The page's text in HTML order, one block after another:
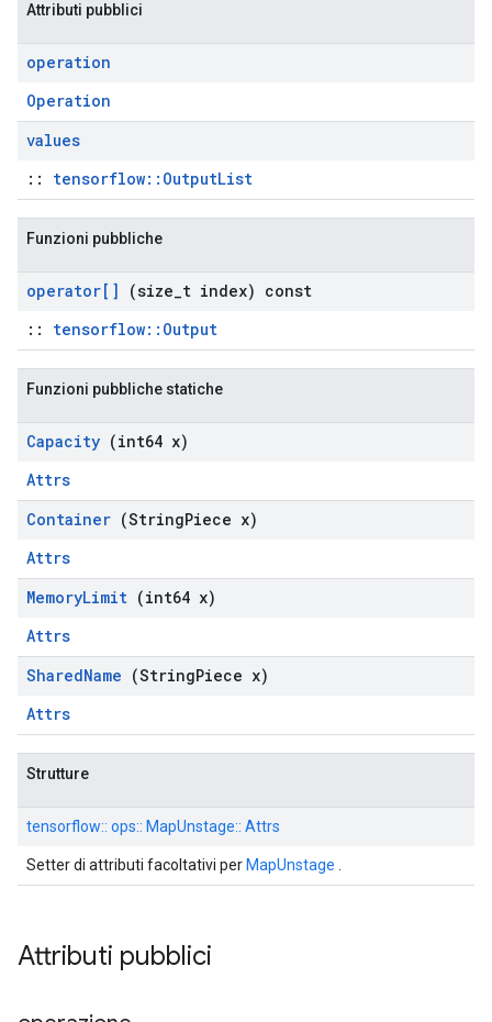
Attributi pubblici
operation
Operation
values
:: tensorflow::OutputList
Funzioni pubbliche
operator[] (size t index) const
:: tensorflow::Output
Funzioni pubbliche statiche
Capacity (int64 x)
Attrs
Container (StringPiece x)
Attrs
MemoryLimit (int64 x)
Attrs
SharedName (StringPiece x)
Attrs
Strutture
tensorflow:: ops:: MapUnstage:: Attrs
Setter di attributi facoltativi per MapUnstage
Attributi pubblici